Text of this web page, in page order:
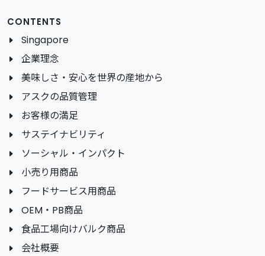
CONTENTS
Singapore
企業理念
美味しさ・安心を世界の産地から
アスクの品質管理
お客様の満足
サステイナビリティ
ソーシャル・インパクト
小売り用商品
フードサービス用商品
OEM・PB商品
食品工場向けバルク商品
会社概要